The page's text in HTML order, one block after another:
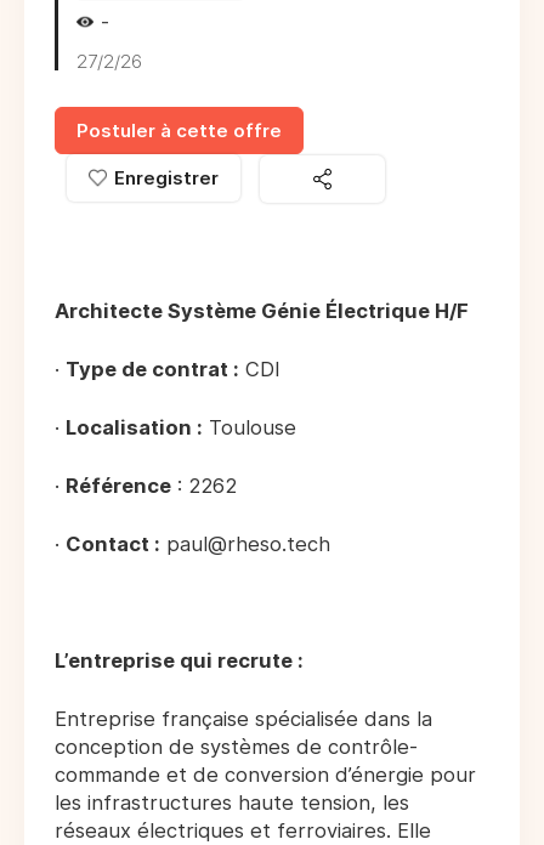
-
27/2/26
Postuler à cette offre
Enregistrer
Architecte Système Génie Électrique H/F
· Type de contrat : CDI
· Localisation : Toulouse
· Référence : 2262
· Contact : paul@rheso.tech
L’entreprise qui recrute :
Entreprise française spécialisée dans la
conception de systèmes de contrôle-
commande et de conversion d’énergie pour
les infrastructures haute tension, les
réseaux électriques et ferroviaires. Elle